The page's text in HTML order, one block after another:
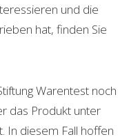
und die
hat, finden Sie
Warentest noch
das Produkt unter
In diesem Fall hoffen